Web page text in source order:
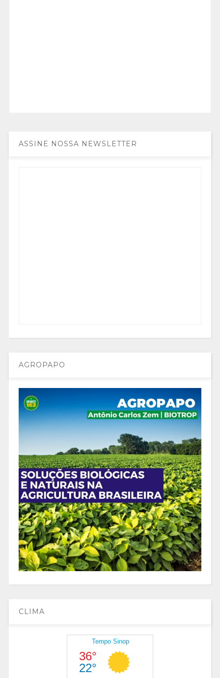
ASSINE NOSSA NEWSLETTER
AGROPAPO
CLIMA